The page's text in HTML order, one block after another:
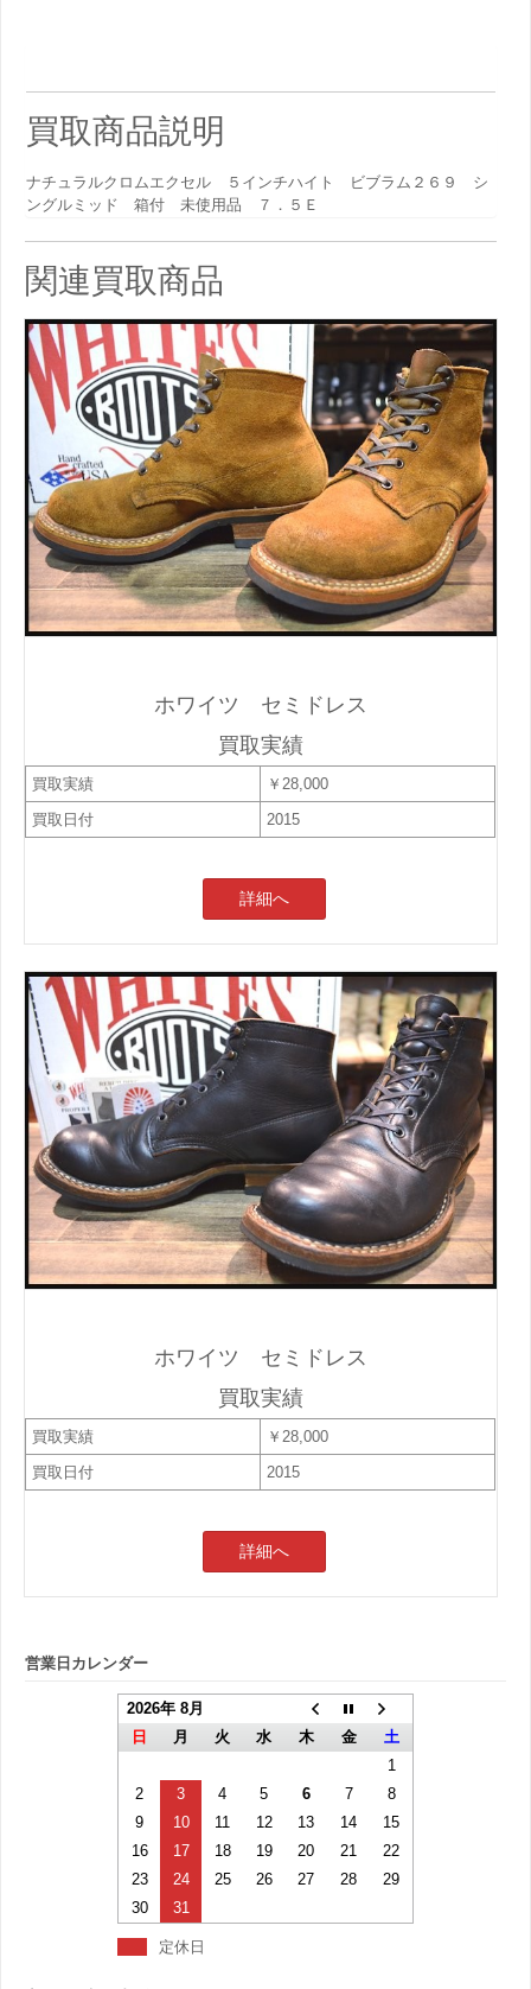
買取商品説明
ナチュラルクロムエクセル ５インチハイト ビブラム２６９ シ
ングルミッド 箱付 未使用品 ７．５Ｅ
関連買取商品
ホワイツ セミドレス
買取実績
買取実績
￥28,000
買取日付
2015
詳細へ
ホワイツ セミドレス
買取実績
買取実績
￥28,000
買取日付
2015
詳細へ
営業日カレンダー
2026年 8月
日
月 火 水 木 金
土
1
2
3 4 5 6 7
8
9
10 11 12 13 14
15
16
17 18 19 20 21
22
23
24 25 26 27 28
29
30
31
定休日